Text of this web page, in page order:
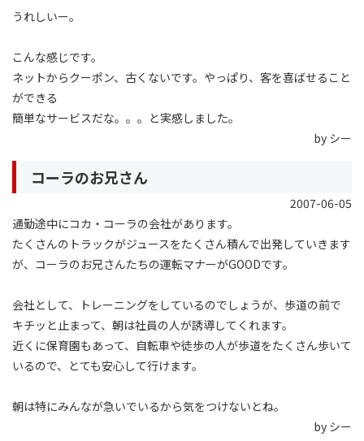
うれしいー。
こんな感じです。
ネットからクーポン、古くないです。やっぱり、客を喜ばせること
ができる
簡単なサービスだな。。。と実感しました。
by シー
コーラのお兄さん
2007-06-05
通勤途中にコカ・コーラの会社があります。
たくさんのトラックがジュースをたくさん積んで出発していきます
が、コーラのお兄さんたちの運転マナーがGOODです。
会社として、トレーニングをしているのでしょうが、歩道の前で
キチッと止まって、朝は社員の人が誘導してくれます。
近くに保育園もあって、自転車や徒歩の人が歩道をたくさん歩いて
いるので、とても安心して行けます。
朝は特にみんなが急いでいるから気をつけないとね。
by シー